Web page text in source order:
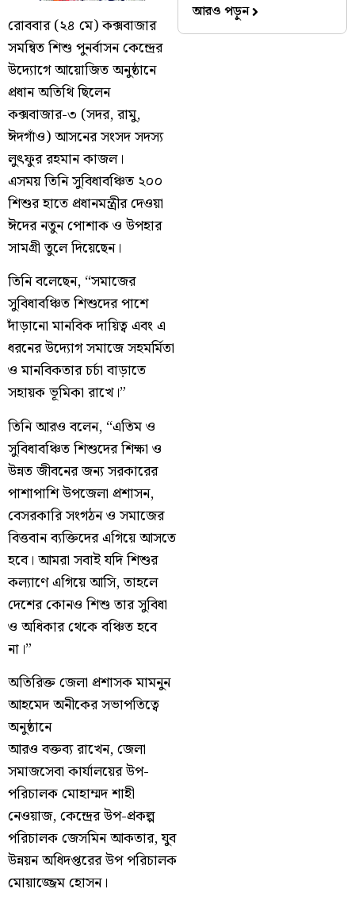
রোববার (২৪ মে) কক্সবাজার
সমন্বিত শিশু পুনর্বাসন কেন্দ্রের
উদ্যোগে আয়োজিত অনুষ্ঠানে
প্রধান অতিথি ছিলেন
কক্সবাজার-৩ (সদর, রামু,
ঈদগাঁও) আসনের সংসদ সদস্য
লুৎফুর রহমান কাজল।
এসময় তিনি সুবিধাবঞ্চিত ২০০
শিশুর হাতে প্রধানমন্ত্রীর দেওয়া
ঈদের নতুন পোশাক ও উপহার
সামগ্রী তুলে দিয়েছেন।
তিনি বলেছেন, “সমাজের
সুবিধাবঞ্চিত শিশুদের পাশে
দাঁড়ানো মানবিক দায়িত্ব এবং এ
ধরনের উদ্যোগ সমাজে সহমর্মিতা
ও মানবিকতার চর্চা বাড়াতে
সহায়ক ভূমিকা রাখে।”
তিনি আরও বলেন, “এতিম ও
সুবিধাবঞ্চিত শিশুদের শিক্ষা ও
উন্নত জীবনের জন্য সরকারের
পাশাপাশি উপজেলা প্রশাসন,
বেসরকারি সংগঠন ও সমাজের
বিত্তবান ব্যক্তিদের এগিয়ে আসতে
হবে। আমরা সবাই যদি শিশুর
কল্যাণে এগিয়ে আসি, তাহলে
দেশের কোনও শিশু তার সুবিধা
ও অধিকার থেকে বঞ্চিত হবে
না।”
অতিরিক্ত জেলা প্রশাসক মামনুন
আহমেদ অনীকের সভাপতিত্বে
অনুষ্ঠানে
আরও বক্তব্য রাখেন, জেলা
সমাজসেবা কার্যালয়ের উপ-
পরিচালক মোহাম্মদ শাহী
নেওয়াজ, কেন্দ্রের উপ-প্রকল্প
পরিচালক জেসমিন আকতার, যুব
উন্নয়ন অধিদপ্তরের উপ পরিচালক
মোয়াজ্জেম হোসন।
আরও পড়ুন